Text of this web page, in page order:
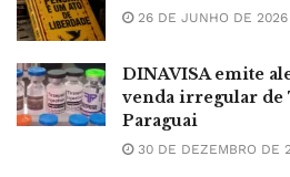
26 DE JUNHO DE 2026
DINAVISA emite
venda irregular
Paraguai
30 DE DEZEMBRO DE